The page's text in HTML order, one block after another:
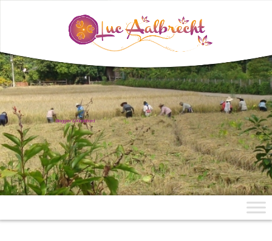
Blogger & Klankbord
uit Mae Aen, Noord-Thailand